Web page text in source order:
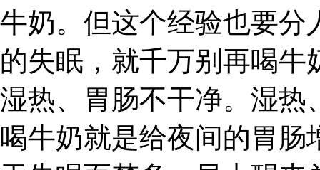
牛奶。但这个经验也要分
的失眠，就千万别再喝
湿热、胃肠不干净。湿热
喝牛奶就是给夜间的胃肠